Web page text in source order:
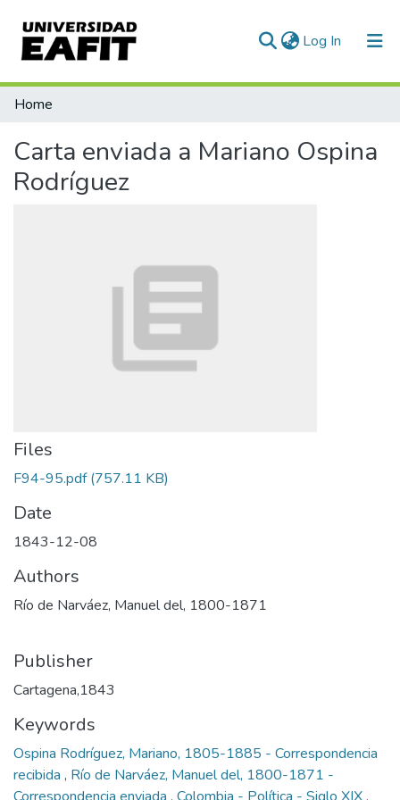
Log In (current)
Statistics
Home
Carta enviada a Mariano Ospina
Rodríguez
Files
F94-95.pdf(757.11 KB)
Date
1843-12-08
Authors
Río de Narváez, Manuel del, 1800-1871
Publisher
Cartagena,1843
Keywords
Ospina Rodríguez, Mariano, 1805-1885 - Correspondencia
recibida , Río de Narváez, Manuel del, 1800-1871 -